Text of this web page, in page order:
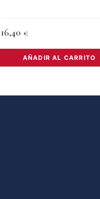
16,40 €
AÑADIR AL CARRITO